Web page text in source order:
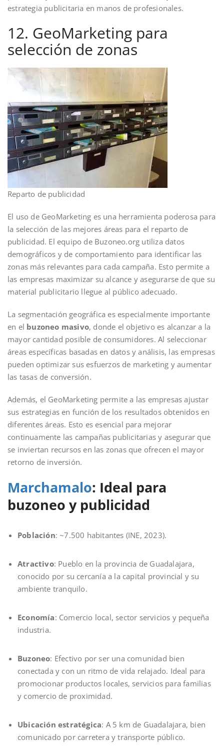
estrategia publicitaria en manos de profesionales.
12. GeoMarketing para
selección de zonas
Reparto de publicidad
El uso de GeoMarketing es una herramienta poderosa para
la selección de las mejores áreas para el reparto de
publicidad. El equipo de Buzoneo.org utiliza datos
demográficos y de comportamiento para identificar las
zonas más relevantes para cada campaña. Esto permite a
las empresas maximizar su alcance y asegurarse de que su
material publicitario llegue al público adecuado.
La segmentación geográfica es especialmente importante
en el buzoneo masivo, donde el objetivo es alcanzar a la
mayor cantidad posible de consumidores. Al seleccionar
áreas específicas basadas en datos y análisis, las empresas
pueden optimizar sus esfuerzos de marketing y aumentar
las tasas de conversión.
Además, el GeoMarketing permite a las empresas ajustar
sus estrategias en función de los resultados obtenidos en
diferentes áreas. Esto es esencial para mejorar
continuamente las campañas publicitarias y asegurar que
se inviertan recursos en las zonas que ofrecen el mayor
retorno de inversión.
Marchamalo: Ideal para
buzoneo y publicidad
Población: ~7.500 habitantes (INE, 2023).
Atractivo: Pueblo en la provincia de Guadalajara,
conocido por su cercanía a la capital provincial y su
ambiente tranquilo.
Economía: Comercio local, sector servicios y pequeña
industria.
Buzoneo: Efectivo por ser una comunidad bien
conectada y con un ritmo de vida relajado. Ideal para
promocionar productos locales, servicios para familias
y comercio de proximidad.
Ubicación estratégica: A 5 km de Guadalajara, bien
comunicado por carretera y transporte público.